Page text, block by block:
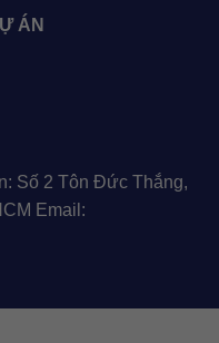
ÁN
Số 2 Tôn Đức Thắng,
Email: